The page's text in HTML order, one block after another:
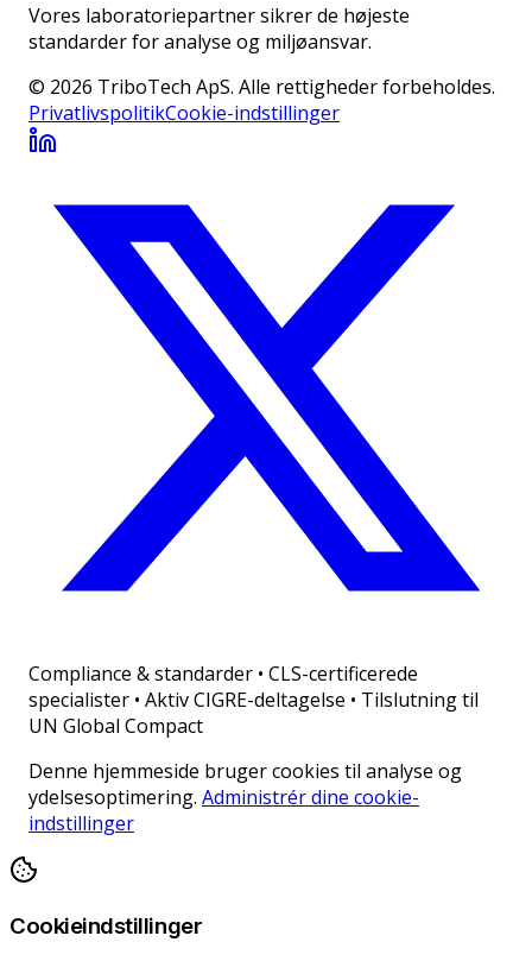
Vores laboratoriepartner sikrer de højeste
standarder for analyse og miljøansvar.
© 2026 TriboTech ApS. Alle rettigheder forbeholdes.
PrivatlivspolitikCookie-indstillinger
Compliance & standarder • CLS-certificerede
specialister • Aktiv CIGRE-deltagelse • Tilslutning til
UN Global Compact
Denne hjemmeside bruger cookies til analyse og
ydelsesoptimering. Administrér dine cookie-
indstillinger
Cookieindstillinger